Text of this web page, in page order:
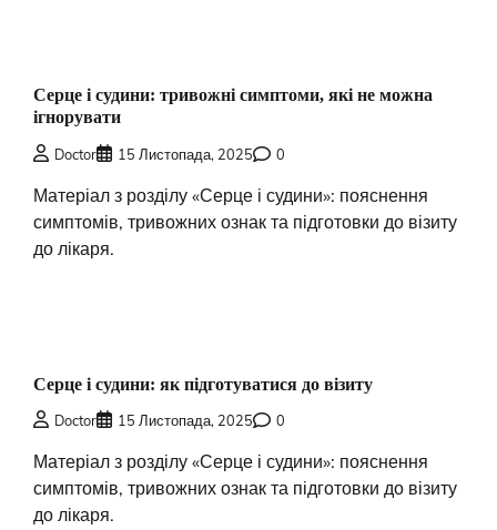
Серце і судини: тривожні симптоми, які не можна
ігнорувати
Doctor 15 Листопада, 2025 0
Матеріал з розділу «Серце і судини»: пояснення
симптомів, тривожних ознак та підготовки до візиту
до лікаря.
Серце і судини: як підготуватися до візиту
Doctor 15 Листопада, 2025 0
Матеріал з розділу «Серце і судини»: пояснення
симптомів, тривожних ознак та підготовки до візиту
до лікаря.